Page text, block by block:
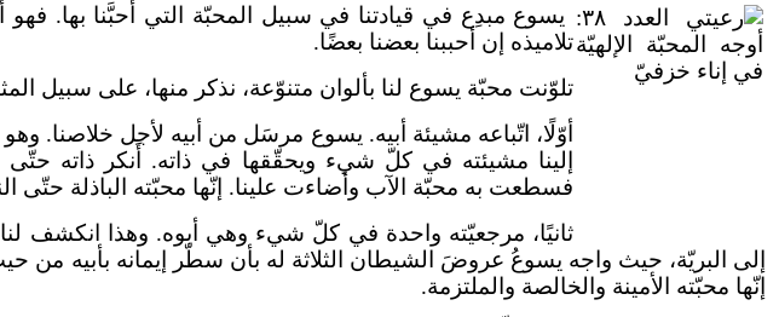
يسوع مبدِع في قيادتنا في سبيل المحبّة التي أَحبَّنا بها.
تلاميذه إن أحببنا بعضنا بعضًا.
تلوّنت محبّة يسوع لنا بألوان متنوّعة، نذكر منها، على سبيل
أوّلًا، اتّباعه مشيئة أبيه. يسوع مرسَل من أبيه لأجل خلاصنا. وهو
إلينا مشيئته في كلّ شيء ويحقّقها في ذاته. أَنكر ذاته حتّى
فسطعت به محبّة الآب وأضاءت علينا. إنّها محبّته الباذلة حتّى
ثانيًا، مرجعيّته واحدة في كلّ شيء وهي أبوه. وهذا انكشف
إلى البريّة، حيث واجه يسوعُ عروضَ الشيطان الثلاثة له بأن سطّر إيمانه بأبيه من حيث
إنّها محبّته الأمينة والخالصة والملتزمة.